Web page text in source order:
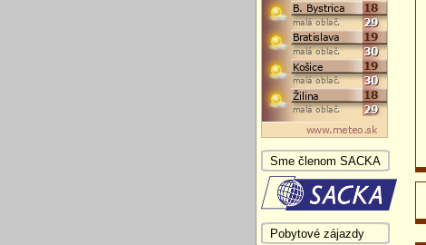
Sme členom SACKA
Pobytové zájazdy